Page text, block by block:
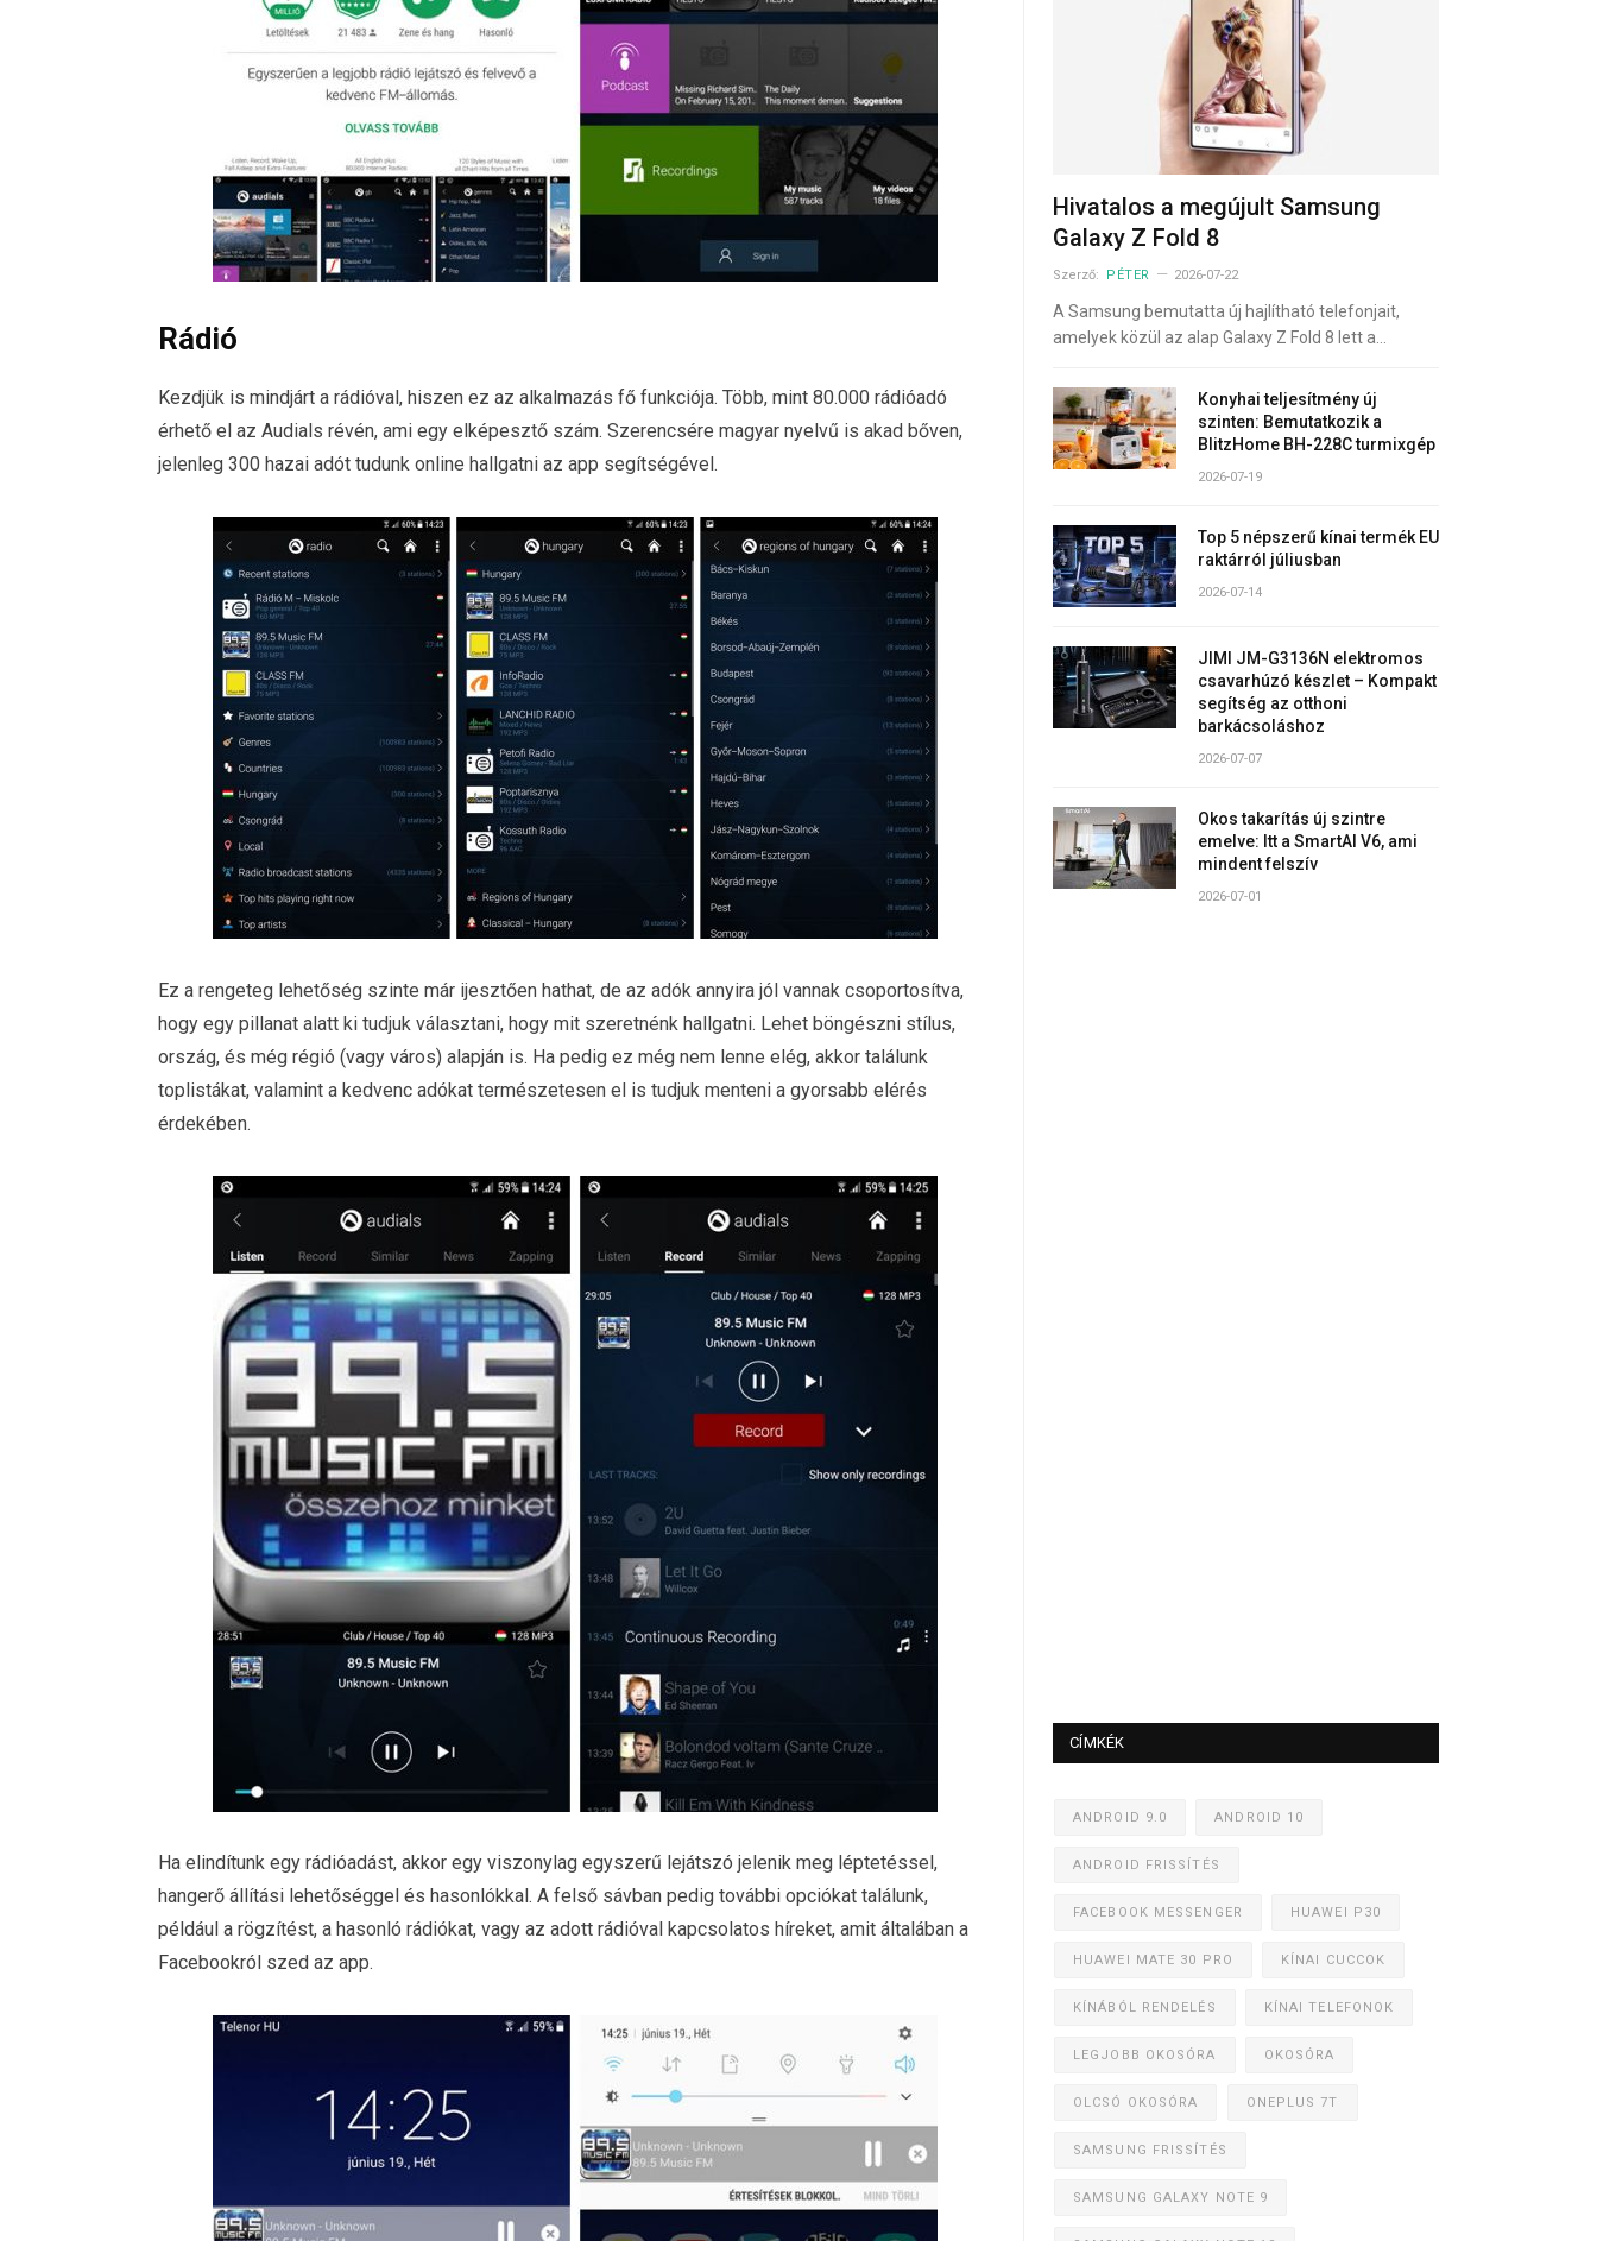
Rádió
Kezdjük is mindjárt a rádióval, hiszen ez az alkalmazás fő funkciója. Több, mint 80.000 rádióadó
érhető el az Audials révén, ami egy elképesztő szám. Szerencsére magyar nyelvű is akad bőven,
jelenleg 300 hazai adót tudunk online hallgatni az app segítségével.
Ez a rengeteg lehetőség szinte már ijesztően hathat, de az adók annyira jól vannak csoportosítva,
hogy egy pillanat alatt ki tudjuk választani, hogy mit szeretnénk hallgatni. Lehet böngészni stílus,
ország, és még régió (vagy város) alapján is. Ha pedig ez még nem lenne elég, akkor találunk
toplistákat, valamint a kedvenc adókat természetesen el is tudjuk menteni a gyorsabb elérés
érdekében.
Ha elindítunk egy rádióadást, akkor egy viszonylag egyszerű lejátszó jelenik meg léptetéssel,
hangerő állítási lehetőséggel és hasonlókkal. A felső sávban pedig további opciókat találunk,
például a rögzítést, a hasonló rádiókat, vagy az adott rádióval kapcsolatos híreket, amit általában a
Facebookról szed az app.
Hivatalos a megújult Samsung
Galaxy Z Fold 8
Szerző: PÉTER 2026-07-22
A Samsung bemutatta új hajlítható telefonjait,
amelyek közül az alap Galaxy Z Fold 8 lett a…
Konyhai teljesítmény új
szinten: Bemutatkozik a
BlitzHome BH-228C turmixgép
2026-07-19
Top 5 népszerű kínai termék EU
raktárról júliusban
2026-07-14
JIMI JM-G3136N elektromos
csavarhúzó készlet – Kompakt
segítség az otthoni
barkácsoláshoz
2026-07-07
Okos takarítás új szintre
emelve: Itt a SmartAI V6, ami
mindent felszív
2026-07-01
CÍMKÉK
ANDROID 9.0 ANDROID 10
ANDROID FRISSÍTÉS
FACEBOOK MESSENGER HUAWEI P30
HUAWEI MATE 30 PRO KÍNAI CUCCOK
KÍNÁBÓL RENDELÉS KÍNAI TELEFONOK
LEGJOBB OKOSÓRA OKOSÓRA
OLCSÓ OKOSÓRA ONEPLUS 7T
SAMSUNG FRISSÍTÉS
SAMSUNG GALAXY NOTE 9